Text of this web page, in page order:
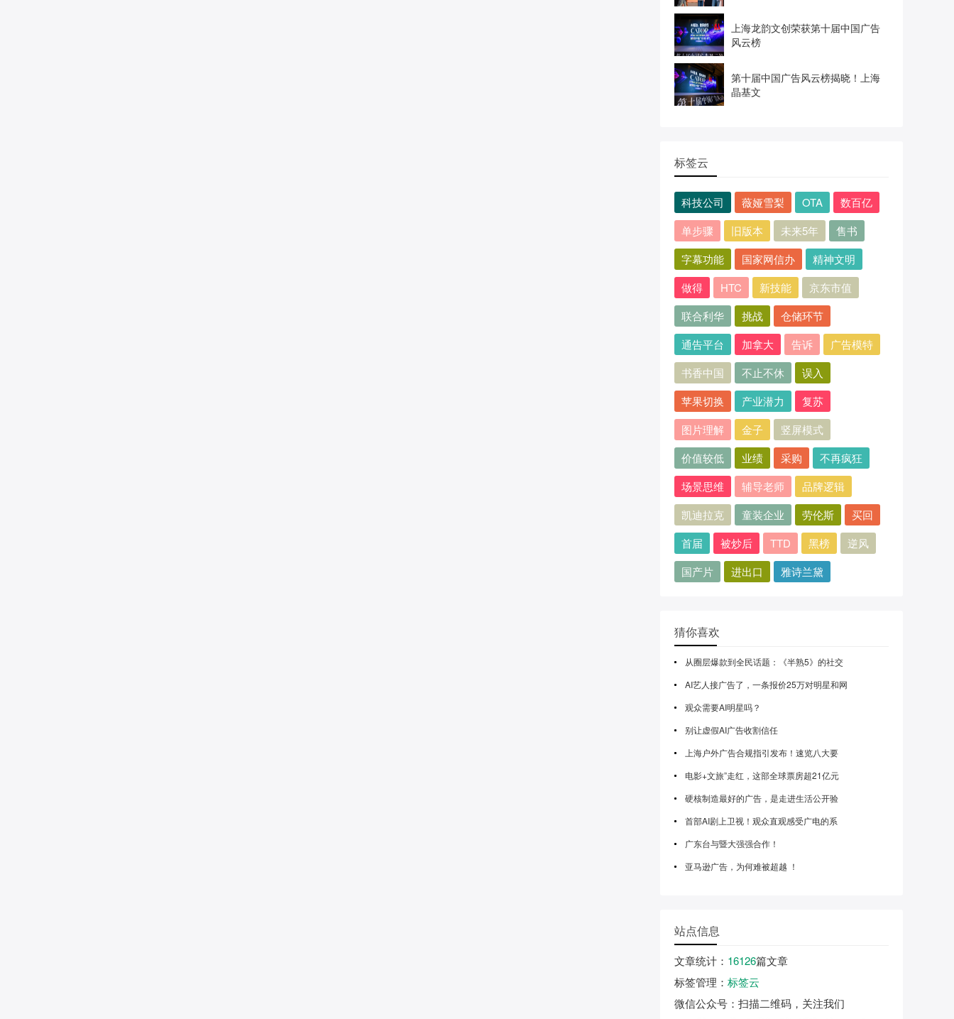
上海龙韵文创荣获第十届中国广告
风云榜
第十届中国广告风云榜揭晓！上海
晶基文
标签云
科技公司 薇娅雪梨 OTA
数百亿
单步骤
旧版本 未来5年
售书
字幕功能
国家网信办
精神文明
做得
HTC 新技能
京东市值
联合利华
挑战
仓储环节
通告平台
加拿大 告诉
广告模特
书香中国
不止不休
误入
苹果切换
产业潜力
复苏
图片理解
金子
竖屏模式
价值较低
业绩 采购
不再疯狂
场景思维
辅导老师
品牌逻辑
凯迪拉克
童装企业 劳伦斯
买回
首届
被炒后 TTD 黑榜
逆风
国产片
进出口 雅诗兰黛
猜你喜欢
从圈层爆款到全民话题：《半熟5》的社交
AI艺人接广告了，一条报价25万对明星和网
观众需要AI明星吗？
别让虚假AI广告收割信任
上海户外广告合规指引发布！速览八大要
电影+文旅”走红，这部全球票房超21亿元
硬核制造最好的广告，是走进生活公开验
首部AI剧上卫视！观众直观感受广电的系
广东台与暨大强强合作！
亚马逊广告，为何难被超越 ！
站点信息
文章统计 ： 16126篇文章
标签管理 ： 标签云
微信公众号 ：扫描二维码，关注我们